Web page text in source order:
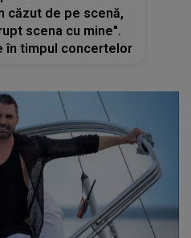
căzut de pe scenă,
scena cu mine".
în timpul concertelor